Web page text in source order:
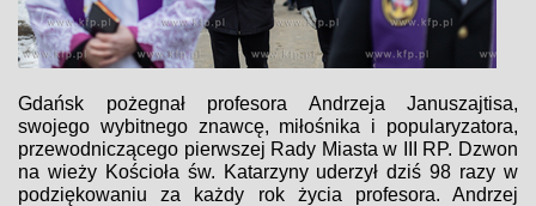
Gdańsk pożegnał profesora Andrzeja Januszajtisa,
swojego wybitnego znawcę, miłośnika i popularyzatora,
przewodniczącego pierwszej Rady Miasta w III RP. Dzwon
na wieży Kościoła św. Katarzyny uderzył dziś 98 razy w
podziękowaniu za każdy rok życia profesora. Andrzej